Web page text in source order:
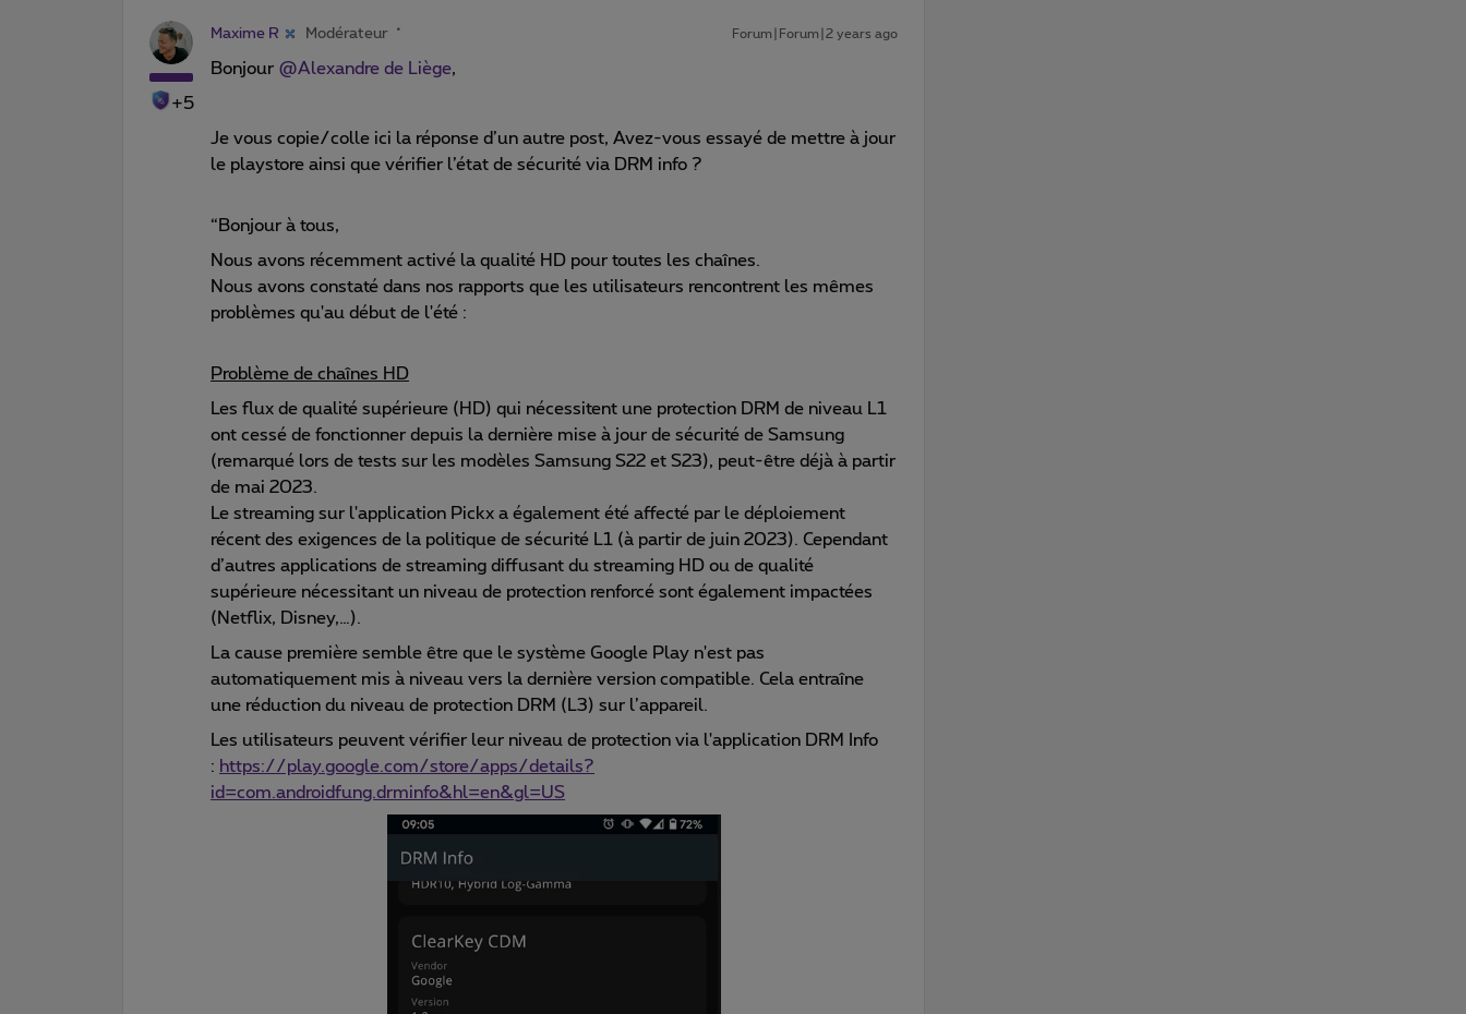
+5
Maxime R Modérateur Forum|Forum|2 years ago
Bonjour @Alexandre de Liège,
Je vous copie/colle ici la réponse d’un autre post, Avez-vous essayé de mettre à jour
le playstore ainsi que vérifier l’état de sécurité via DRM info ?
“Bonjour à tous,
Nous avons récemment activé la qualité HD pour toutes les chaînes.
Nous avons constaté dans nos rapports que les utilisateurs rencontrent les mêmes
problèmes qu'au début de l'été :
Problème de chaînes HD
Les flux de qualité supérieure (HD) qui nécessitent une protection DRM de niveau L1
ont cessé de fonctionner depuis la dernière mise à jour de sécurité de Samsung
(remarqué lors de tests sur les modèles Samsung S22 et S23), peut-être déjà à partir
de mai 2023.
Le streaming sur l'application Pickx a également été affecté par le déploiement
récent des exigences de la politique de sécurité L1 (à partir de juin 2023). Cependant
d’autres applications de streaming diffusant du streaming HD ou de qualité
supérieure nécessitant un niveau de protection renforcé sont également impactées
(Netflix, Disney,…).
La cause première semble être que le système Google Play n'est pas
automatiquement mis à niveau vers la dernière version compatible. Cela entraîne
une réduction du niveau de protection DRM (L3) sur l’appareil.
Les utilisateurs peuvent vérifier leur niveau de protection via l'application DRM Info
: https://play.google.com/store/apps/details?
id=com.androidfung.drminfo&hl=en&gl=US